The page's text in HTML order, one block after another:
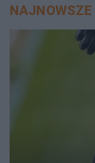
NAJNOWSZE